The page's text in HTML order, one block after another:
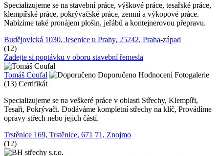
Specializujeme se na stavební práce, výškové práce, tesařské práce,
klempířské práce, pokrývačské práce, zemní a výkopové práce.
Nabízíme také pronájem plošin, jeřábů a kontejnerovou přepravu.
Budějovická 1030, Jesenice u Prahy, 25242, Praha-západ
(12)
Zadejte si poptávku v oboru stavební řemesla
Tomáš Coufal Doporučeno Hodnocení Fotogalerie
(13) Certifikát
Specializujeme se na veškeré práce v oblasti Střechy, Klempíři,
Tesaři, Pokrývači. Dodáváme kompletní střechy na klíč, Provádíme
opravy střech nebo jejich částí.
Trstěnice 169, Trstěnice, 671 71, Znojmo
(12)